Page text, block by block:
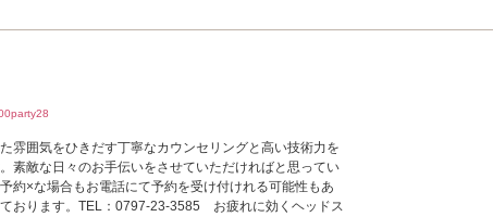
雰囲気をひきだす丁寧なカウンセリングと高い技術力を
素敵な日々のお手伝いをさせていただければと思ってい
約×な場合もお電話にて予約を受け付けれる可能性もあ
おります。TEL：0797-23-3585 お疲れに効くヘッドス